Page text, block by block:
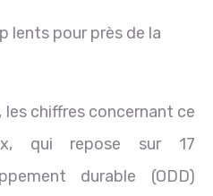
lents pour près de la
les chiffres concernant ce
qui repose sur 17
durable (ODD)